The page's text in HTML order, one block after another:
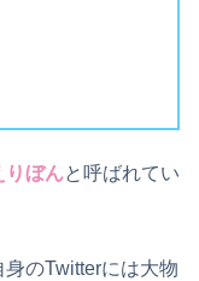
りぼんと呼ばれてい
のTwitterには大物